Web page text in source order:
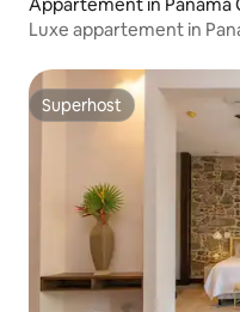
Luxe appartement in
Superhost
Superhost